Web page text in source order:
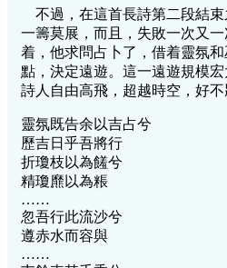
不過，在這首長詩第二段結束
一籌莫展，而且，失敗一次又
着，他求問占卜了，借着靈氛
點，決定遠遊。這一遠遊規模
詩人自由高飛，超越時空，好
靈氛既告余以吉占兮
歷吉日乎吾將行
折瓊枝以為饈兮
精瓊爢以為粻
……
忽吾行此流沙兮
遵赤水而容與
……